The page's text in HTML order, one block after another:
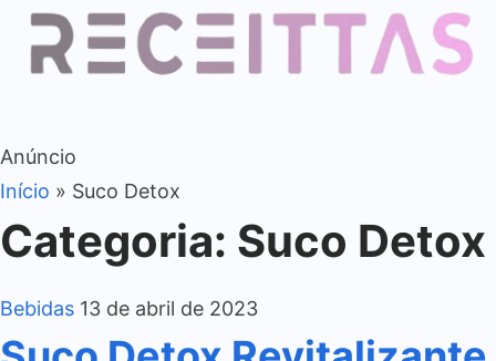
Anúncio
Início » Suco Detox
Categoria: Suco Detox
Bebidas 13 de abril de 2023